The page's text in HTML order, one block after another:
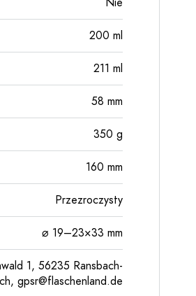
200 ml
211 ml
58 mm
350 g
160 mm
Przezroczysty
⌀ 19–23×33 mm
1, 56235 Ransbach-
gpsr@flaschenland.de